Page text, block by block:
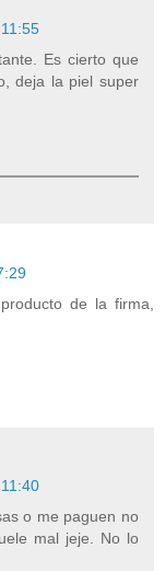
Es cierto que
deja la piel super
de la firma,
o me paguen no
mal jeje. No lo